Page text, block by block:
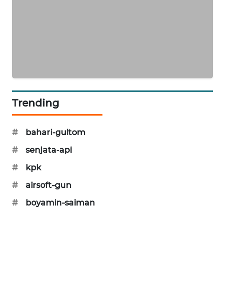
Trending
#
bahari-gultom
#
senjata-api
#
kpk
#
airsoft-gun
#
boyamin-saiman
KONSUMEN
ALPERKLINAS
TAMBANG